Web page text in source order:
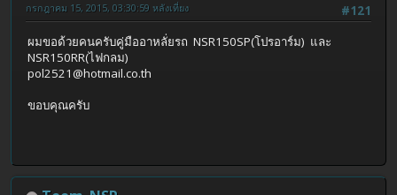
#121
กรกฎาคม 15, 2015, 03:30:59 หลังเที่ยง
ผมขอด้วยคนครับคู่มืออาหลั่ยรถ NSR150SP(โปรอาร์ม) และ
NSR150RR(ไฟกลม)
pol2521@hotmail.co.th
ขอบคุณครับ